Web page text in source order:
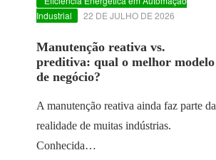
Industrial
22 DE JULHO DE 2026
Manutenção reativa vs.
preditiva: qual o melhor modelo
de negócio?
A manutenção reativa ainda faz parte da
realidade de muitas indústrias.
Conhecida…